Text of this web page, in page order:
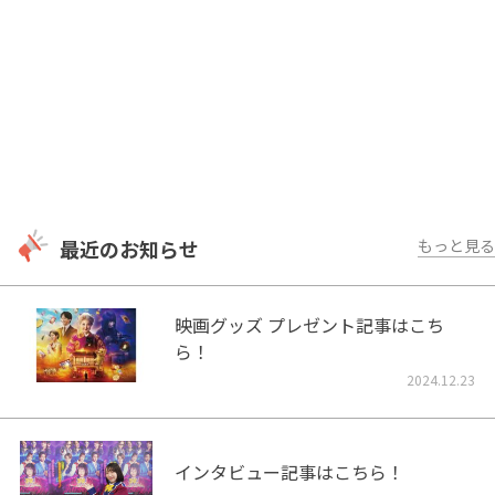
最近のお知らせ もっと見る
映画グッズ プレゼント記事はこち
ら！
2024.12.23
インタビュー記事はこちら！